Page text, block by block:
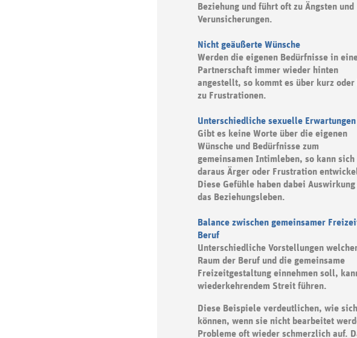
Beziehung und führt oft zu Ängsten und
Verunsicherungen.
Nicht geäußerte Wünsche
Werden die eigenen Bedürfnisse in
Partnerschaft immer wieder hinten
angestellt, so kommt es über kurz oder
zu Frustrationen.
Unterschiedliche sexuelle Erwartungen
Gibt es keine Worte über die eigenen
Wünsche und Bedürfnisse zum
gemeinsamen Intimleben, so kann sich
daraus Ärger oder Frustration
Diese Gefühle haben dabei
das Beziehungsleben.
Balance zwischen gemeinsamer
Beruf
Unterschiedliche Vorstellungen
Raum der Beruf und die gemeinsame
Freizeitgestaltung einnehmen soll,
wiederkehrendem Streit führen.
Diese Beispiele verdeutlichen, wie
können, wenn sie nicht bearbeitet
Probleme oft wieder schmerzlich auf.